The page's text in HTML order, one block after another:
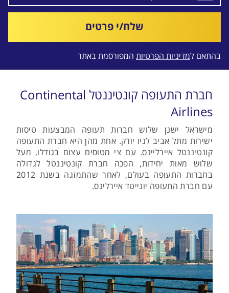
שלח/י פרטים
בהתאם למדיניות הפרטיות המפורסמת באתר
חברת התעופה קונטיננטל Continental
Airlines
מישראל ישנן שלוש חברות תעופה המבצעות טיסות
ישירות מתל אביב לניו יורק. אחת מהן היא חברת התעופה
קונטיננטל איירליינס. עם צי מטוסים עצום בגודלו, מעל
שלוש מאות יחידות, הפכה חברת קונטיננטל לגדולה
בחברות התעופה בעולם, לאחר שהתמזגה בשנת 2012
עם חברת התעופה יונייטד איירלינס.